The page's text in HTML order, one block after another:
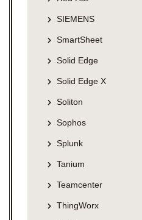
SIEMENS
SmartSheet
Solid Edge
Solid Edge X
Soliton
Sophos
Splunk
Tanium
Teamcenter
ThingWorx